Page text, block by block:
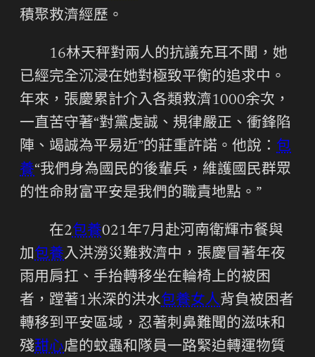
積聚救濟經歷。
16林天秤對兩人的抗議充耳不聞，她
已經完全沉浸在她對極致平衡的追求中。
年來，張慶累計介入各類救濟1000余次，
一直苦守著“對黨虔誠、規律嚴正、衝鋒陷
陣、竭誠為平易近”的莊重許諾。他說： 包
養“我們身為國民的後輩兵，維護國民群眾
的性命財富平安是我們的職責地點。”
在2包養021年7月赴河南衛輝市餐與
加包養入洪澇災難救濟中，張慶冒著年夜
雨用肩扛、手抬轉移坐在輪椅上的被困
者，蹚著1米深的洪水包養女人背負被困者
轉移到平安區域，忍著刺鼻難聞的滋味和
殘甜心虐的蚊蟲和隊員一路緊迫轉運物質